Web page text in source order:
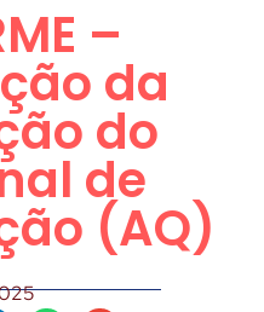
–
da
do
de
(AQ)